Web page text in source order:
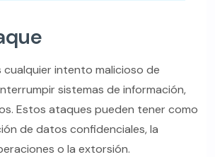
cualquier intento malicioso de
sistemas de información,
Estos ataques pueden tener como
de datos confidenciales, la
o la extorsión.